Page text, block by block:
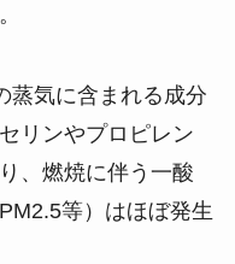
蒸気に含まれる成分
リンやプロピレン
、燃焼に伴う一酸
等）はほぼ発生